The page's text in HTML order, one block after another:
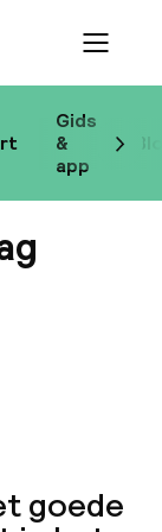
Gids
&
app
Menu
goede